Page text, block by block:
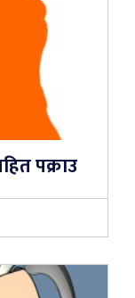
पक्राउ